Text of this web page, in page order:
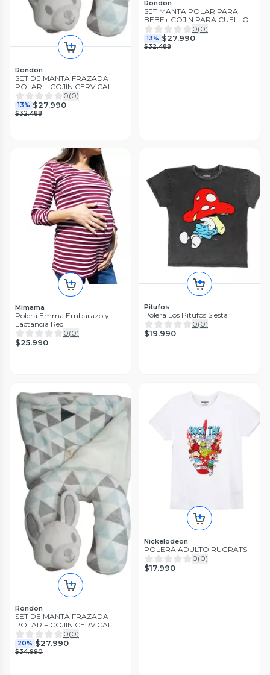
Rondon
SET DE MANTA FRAZADA
POLAR + COJIN CERVICAL
SUAVE BEBE LAU
0(0)
13% $27.990
$32.488
Rondon
SET MANTA POLAR PARA
BEBE+ COJIN PARA CUELLO
BEBE LAU
0(0)
13% $27.990
$32.488
Mimama
Polera Emma Embarazo y
Lactancia Red
0(0)
$25.990
Pitufos
Polera Los Pitufos Siesta
0(0)
$19.990
Rondon
SET DE MANTA FRAZADA
POLAR + COJIN CERVICAL
SUAVE BEBE LAU
0(0)
20% $27.990
$34.990
Nickelodeon
POLERA ADULTO RUGRATS
0(0)
$17.990